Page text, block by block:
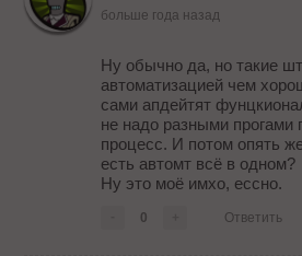
больше года назад
Ну обычно да, но такие
автоматизацией чем
сами апдейтят
не надо разными прогами
процесс. И потом опять
есть автомт всё в одном?
Ну это моё имхо, ессно.
0 Ответить